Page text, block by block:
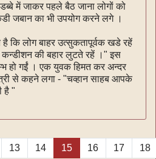
में जाकर पहले बैठ जाना लोगों को
जबान का भी उपयोग करने लगे ।
है कि लोग बाहर उत्सुकतापूर्वक खडे रहें
कन्डीशन की बहार लुटते रहें ।" इस
हो गईं । एक युवक हिमत कर अन्दर
से कहने लगा - "चव्हान साहब आपके
है "
13 14 15 16 17 18